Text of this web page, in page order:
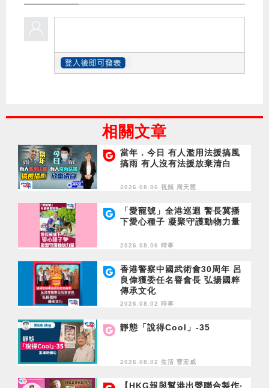
相關文章
當年．今日 有人濫用法援搞風
搞雨 有人沒有法援放棄清白
2026.08.06 視頻 周天慧
「愛寵號」全港巡迴 警長冀播
下愛心種子 凝聚守護動物力量
2026.08.06 時事
香港警察中國武術會30周年 呂
良偉獲委任名譽會長 弘揚國粹
傳承文化
2026.08.02 時事
靜態「說得Cool」-35
2026.08.02 生活 曹宏威
【HKG報與幫港出聲聯合製作‧